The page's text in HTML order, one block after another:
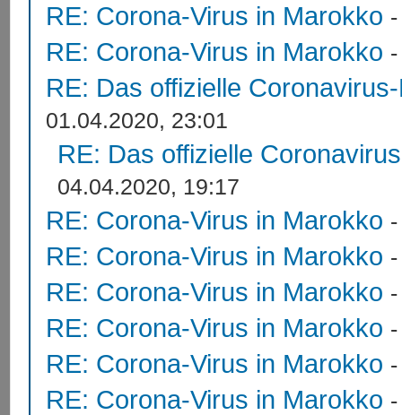
RE: Corona-Virus in Marokko
RE: Corona-Virus in Marokko
RE: Das offizielle
01.04.2020, 23:01
RE: Das offizielle
04.04.2020, 19:17
RE: Corona-Virus in Marokko
RE: Corona-Virus in Marokko
RE: Corona-Virus in Marokko
RE: Corona-Virus in Marokko
RE: Corona-Virus in Marokko
RE: Corona-Virus in Marokko